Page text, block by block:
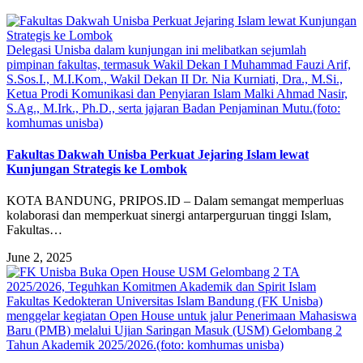
Delegasi Unisba dalam kunjungan ini melibatkan sejumlah
pimpinan fakultas, termasuk Wakil Dekan I Muhammad Fauzi Arif,
S.Sos.I., M.I.Kom., Wakil Dekan II Dr. Nia Kurniati, Dra., M.Si.,
Ketua Prodi Komunikasi dan Penyiaran Islam Malki Ahmad Nasir,
S.Ag., M.Irk., Ph.D., serta jajaran Badan Penjaminan Mutu.(foto:
komhumas unisba)
Fakultas Dakwah Unisba Perkuat Jejaring Islam lewat
Kunjungan Strategis ke Lombok
KOTA BANDUNG, PRIPOS.ID – Dalam semangat memperluas
kolaborasi dan memperkuat sinergi antarperguruan tinggi Islam,
Fakultas…
June 2, 2025
Fakultas Kedokteran Universitas Islam Bandung (FK Unisba)
menggelar kegiatan Open House untuk jalur Penerimaan Mahasiswa
Baru (PMB) melalui Ujian Saringan Masuk (USM) Gelombang 2
Tahun Akademik 2025/2026.(foto: komhumas unisba)